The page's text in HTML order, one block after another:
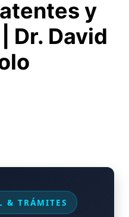
y
Dr. David
& TRÁMITES